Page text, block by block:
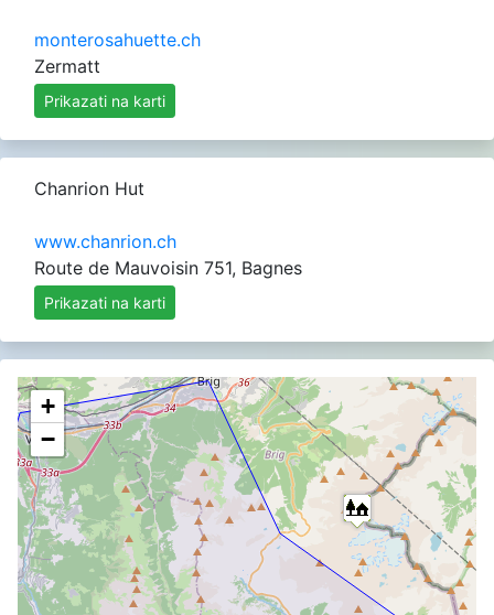
monterosahuette.ch
Zermatt
Prikazati na karti
Chanrion Hut
www.chanrion.ch
Route de Mauvoisin 751, Bagnes
Prikazati na karti
Alpi Bernesi
+
−